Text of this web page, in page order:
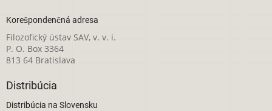
Korešpondenčná adresa
Filozofický ústav SAV, v. v. i.
P. O. Box 3364
813 64 Bratislava
Distribúcia
Distribúcia na Slovensku